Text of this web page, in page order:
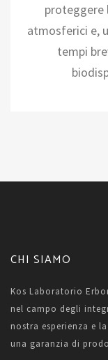
proteggere
atmosferici e,
tempi
CHI SIAMO
Kos Laboratorio
nel campo degli
nostra esperienza e
una garanzia di